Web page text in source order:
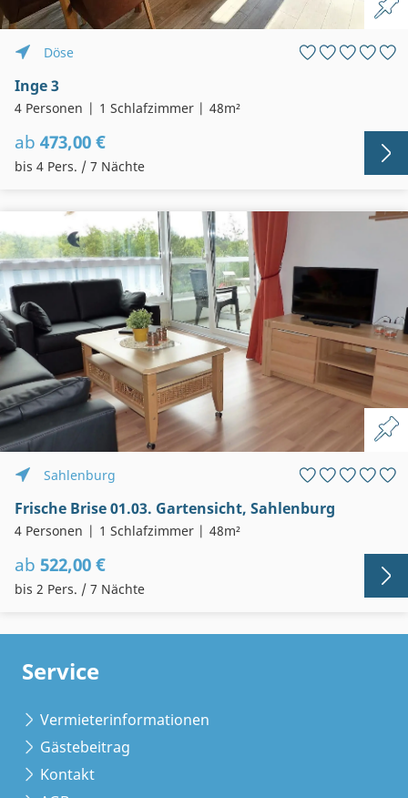
Döse
Inge 3
4 Personen 1 Schlafzimmer 48m²
ab 473,00 €
bis 4 Pers. / 7 Nächte
Sahlenburg
Frische Brise 01.03. Gartensicht, Sahlenburg
4 Personen 1 Schlafzimmer 48m²
ab 522,00 €
bis 2 Pers. / 7 Nächte
Service
Vermieterinformationen
Gästebeitrag
Kontakt